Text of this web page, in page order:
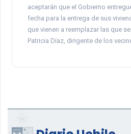
aceptarán que el Gobierno
fecha para la entrega de sus
que vienen a reemplazar las que se
Patricia Díaz, dirigente de los